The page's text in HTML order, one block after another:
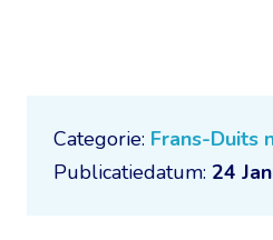
Categorie: Frans-Duits
Publicatiedatum: 24